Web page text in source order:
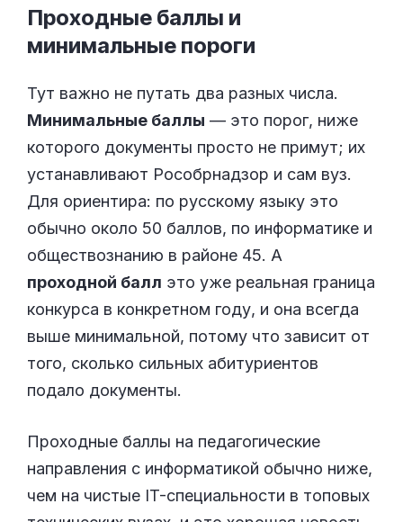
Проходные баллы и
минимальные пороги
Тут важно не путать два разных числа.
Минимальные баллы — это порог, ниже
которого документы просто не примут; их
устанавливают Рособрнадзор и сам вуз.
Для ориентира: по русскому языку это
обычно около 50 баллов, по информатике и
обществознанию в районе 45. А
проходной балл это уже реальная граница
конкурса в конкретном году, и она всегда
выше минимальной, потому что зависит от
того, сколько сильных абитуриентов
подало документы.
Проходные баллы на педагогические
направления с информатикой обычно ниже,
чем на чистые IT-специальности в топовых